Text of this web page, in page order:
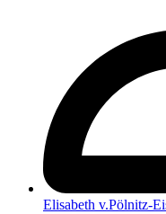
Elisabeth v.Pölnitz-